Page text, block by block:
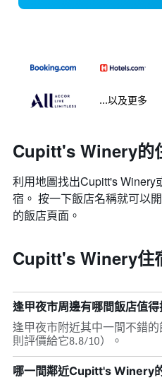
...以及更多
Cupitt's Winery的
利用地圖找出Cupitt's Winery​​
宿。 按一下飯店名稱就可以
的飯店頁面。
Cupitt's Winery住
逢甲夜市周邊有哪間飯店值得
逢甲夜市附近其中一間不錯的
則評價給它8.8/10）。
哪一間鄰近Cupitt's Winery